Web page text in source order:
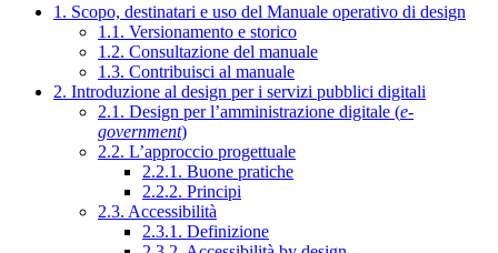
1. Scopo, destinatari e uso del Manuale operativo di design
1.1. Versionamento e storico
1.2. Consultazione del manuale
1.3. Contribuisci al manuale
2. Introduzione al design per i servizi pubblici digitali
2.1. Design per l’amministrazione digitale (e-
government)
2.2. L’approccio progettuale
2.2.1. Buone pratiche
2.2.2. Principi
2.3. Accessibilità
2.3.1. Definizione